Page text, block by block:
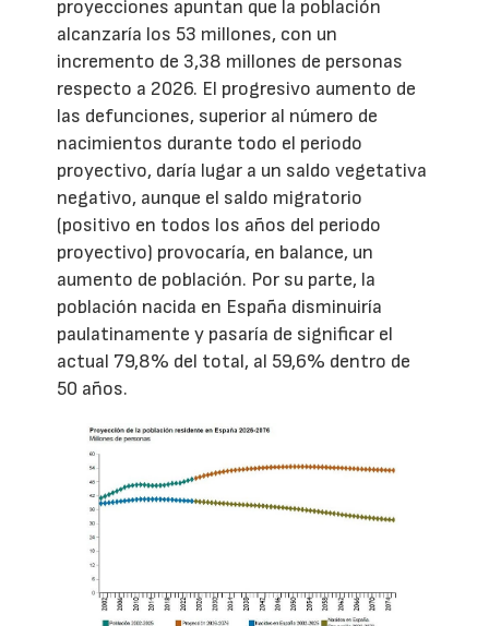
proyecciones apuntan que la población
alcanzaría los 53 millones, con un
incremento de 3,38 millones de personas
respecto a 2026. El progresivo aumento de
las defunciones, superior al número de
nacimientos durante todo el periodo
proyectivo, daría lugar a un saldo vegetativa
negativo, aunque el saldo migratorio
(positivo en todos los años del periodo
proyectivo) provocaría, en balance, un
aumento de población. Por su parte, la
población nacida en España disminuiría
paulatinamente y pasaría de significar el
actual 79,8% del total, al 59,6% dentro de
50 años.